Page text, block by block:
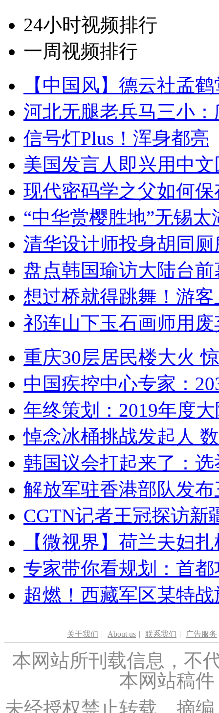
24小时视频排行
一周视频排行
【中国风】德云社孟
河北无腿老兵马三小
信号灯Plus！浑身都亮
美国发言人即兴用中
现代密码学之父如何
“中华赏樱胜地”无锡
清华设计师投身胡同
盘点韩国瑜访大陆台
想过桥就得跳舞！游客
祁连山下玉石画师用
重庆30层居民楼大火
中国疾控中心专家：
年终策划：2019年度
悼念冰桶挑战发起人
韩国议会打起来了：
解放军驻香港部队发
CGTN记者王冠探访新
【微视界】荷兰夫妇
专家带你看规划：首
超燃！西藏军区某特
关于我们 | About us | 联系我们 | 广告服务
本网站所刊载信息，不
本网站稿
未经授权禁止转载、摘